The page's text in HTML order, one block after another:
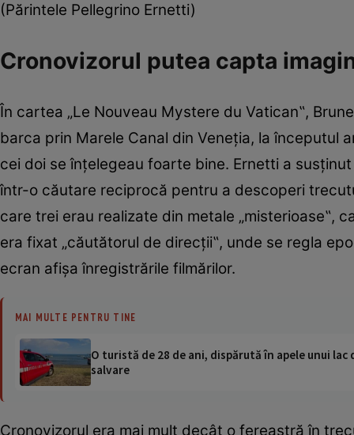
(Părintele Pellegrino Ernetti)
Cronovizorul putea capta
În cartea „Le Nouveau Mystere du Vatican‟,
barca prin Marele Canal din Veneţia, la începutul
cei doi se înţelegeau foarte bine. Ernetti a
într-o căutare reciprocă pentru a descoperi
care trei erau realizate din metale „misterioase‟,
era fixat „căutătorul de direcţii‟, unde se regla
ecran afişa înregistrările filmărilor.
MAI MULTE PENTRU TINE
O turistă de 28 de ani, dispărută în apele unui
salvare
Cronovizorul era mai mult decât o fereastră în